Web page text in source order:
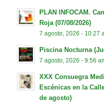
PLAN INFOCAM.
Roja (07/08/2026)
7 agosto, 2026 - 10:27
Piscina Nocturna
7 agosto, 2026 - 9:56
XXX Consuegra
Escénicas en la
de agosto)